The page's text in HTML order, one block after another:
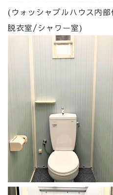
(ウォッシャブルハウス内
脱衣室/シャワー室)